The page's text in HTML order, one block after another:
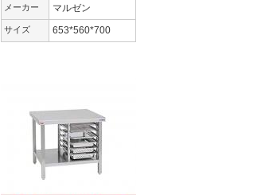
メーカー マルゼン
サイズ 653*560*700